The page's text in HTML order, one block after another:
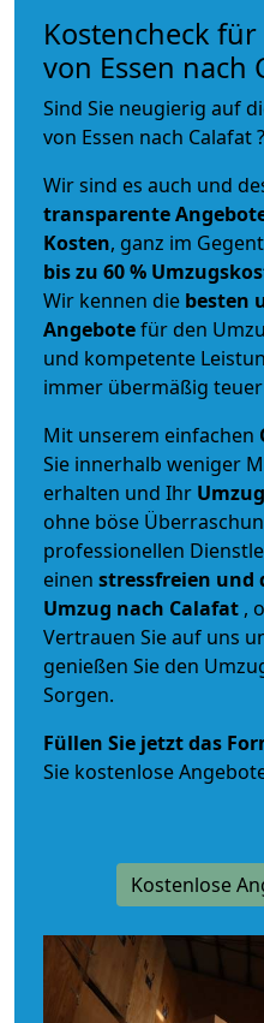
Kostencheck
von Essen nach
Sind Sie neugierig auf
von Essen nach Calafat ?
Wir sind es auch und
transparente
Kosten, ganz im
bis zu 60 %
Wir kennen die besten
Angebotefür den
und kompetente
immer übermäßig
Mit unserem einfachen
Sie innerhalb weniger
erhalten und Ihr
ohne böse
professionellen
einen stressfreien
Umzug nach Calafat ,
Vertrauen Sie auf uns
genießen Sie den
Sorgen.
Füllen Sie jetzt das
Sie kostenlose
Kostenlose